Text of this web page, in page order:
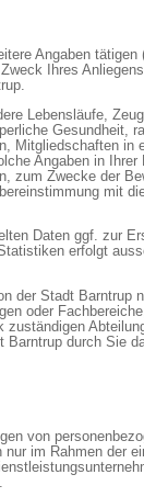
Angaben
Ihres
Lebensläufe,
Gesundheit,
Mitgliedschaften in
Angaben in
zum Zwecke der
mit
Daten ggf. zur
erfolgt
der Stadt Barntrup
oder
durch Sie
von
im Rahmen der